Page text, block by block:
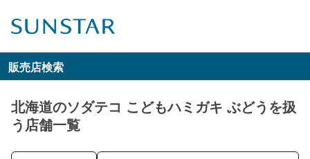
販売店検索
北海道のソダテコ こどもハミガキ ぶどうを扱
う店舗一覧